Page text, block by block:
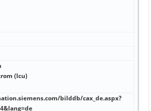
(Icu)
bilddb/cax_de.aspx?